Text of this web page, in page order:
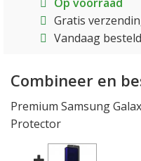
Gratis
Vandaag
Combineer en
Premium Samsung
Protector